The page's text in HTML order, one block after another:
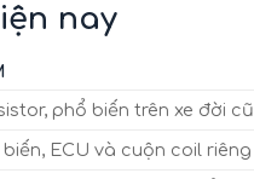
nay
phổ biến trên xe đời cũ
ECU và cuộn coil riêng